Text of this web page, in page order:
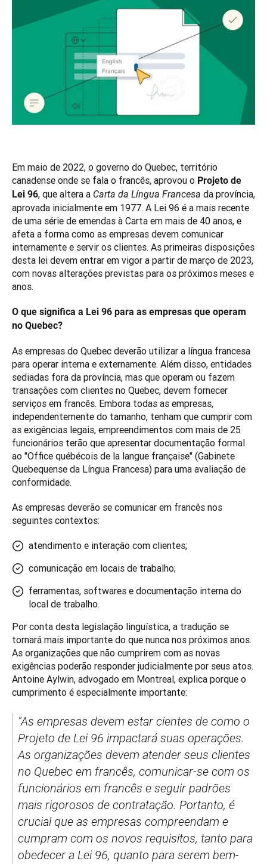
Em maio de 2022, o governo do Quebec, território
canadense onde se fala o francês, aprovou o Projeto de
Lei 96, que altera a Carta da Língua Francesa da província,
aprovada inicialmente em 1977. A Lei 96 é a mais recente
de uma série de emendas à Carta em mais de 40 anos, e
afeta a forma como as empresas devem comunicar
internamente e servir os clientes. As primeiras disposições
desta lei devem entrar em vigor a partir de março de 2023,
com novas alterações previstas para os próximos meses e
anos.
O que significa a Lei 96 para as empresas que operam
no Quebec?
As empresas do Quebec deverão utilizar a língua francesa
para operar interna e externamente. Além disso, entidades
sediadas fora da província, mas que operam ou fazem
transações com clientes no Quebec, devem fornecer
serviços em francês. Embora todas as empresas,
independentemente do tamanho, tenham que cumprir com
as exigências legais, empreendimentos com mais de 25
funcionários terão que apresentar documentação formal
ao "Office québécois de la langue française" (Gabinete
Quebequense da Língua Francesa) para uma avaliação de
conformidade.
As empresas deverão se comunicar em francês nos
seguintes contextos:
atendimento e interação com clientes;
comunicação em locais de trabalho;
ferramentas, softwares e documentação interna do
local de trabalho.
Por conta desta legislação linguística, a tradução se
tornará mais importante do que nunca nos próximos anos.
As organizações que não cumprirem com as novas
exigências poderão responder judicialmente por seus atos.
Antoine Aylwin, advogado em Montreal, explica porque o
cumprimento é especialmente importante:
"As empresas devem estar cientes de como o
Projeto de Lei 96 impactará suas operações.
As organizações devem atender seus clientes
no Quebec em francês, comunicar-se com os
funcionários em francês e seguir padrões
mais rigorosos de contratação. Portanto, é
crucial que as empresas compreendam e
cumpram com os novos requisitos, tanto para
obedecer a Lei 96, quanto para serem bem-